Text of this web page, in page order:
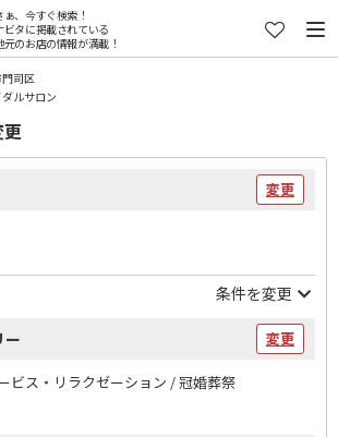
ぁ、今すぐ検索！
ビタに掲載されている
元のお店の情報が満載！
司区
ルサロン
変更
条件を変更
ー 変更
ビス・リラクゼーション / 冠婚葬祭